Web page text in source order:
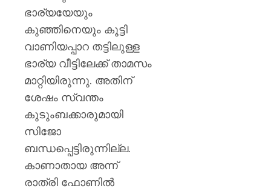
ഭാര്യയേയും
കുഞ്ഞിനെയും കൂട്ടി
വാണിയപ്പാറ തട്ടിലുള്ള
ഭാര്യ വീട്ടിലേക്ക് താമസം
മാറ്റിയിരുന്നു. അതിന്
ശേഷം സ്വന്തം
കുടുംബക്കാരുമായി
സിജോ
ബന്ധപ്പെട്ടിരുന്നില്ല.
കാണാതായ അന്ന്
രാത്രി ഫോണിൽ